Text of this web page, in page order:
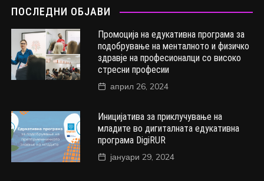
ПОСЛЕДНИ ОБЈАВИ
Промоција на едукативна програма за
подобрување на менталното и физичко
здравје на професионалци со високо
стресни професии
април 26, 2024
Иницијатива за приклучување на
младите во дигиталната едукативна
програма DigiRUR
јануари 29, 2024